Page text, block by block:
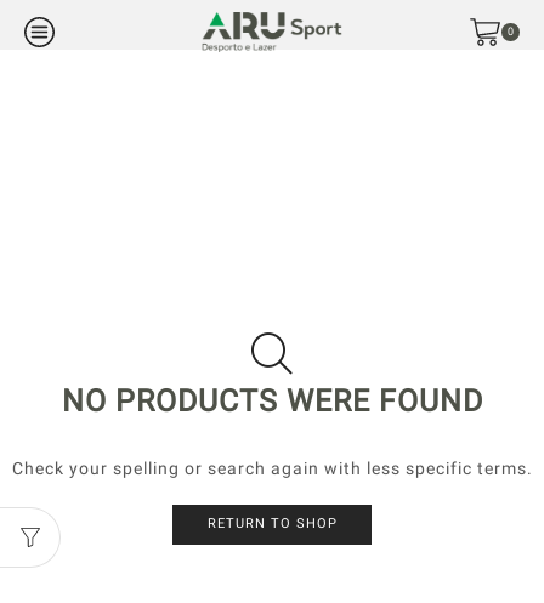
0
NO PRODUCTS WERE FOUND
Check your spelling or search again with less specific terms.
RETURN TO SHOP